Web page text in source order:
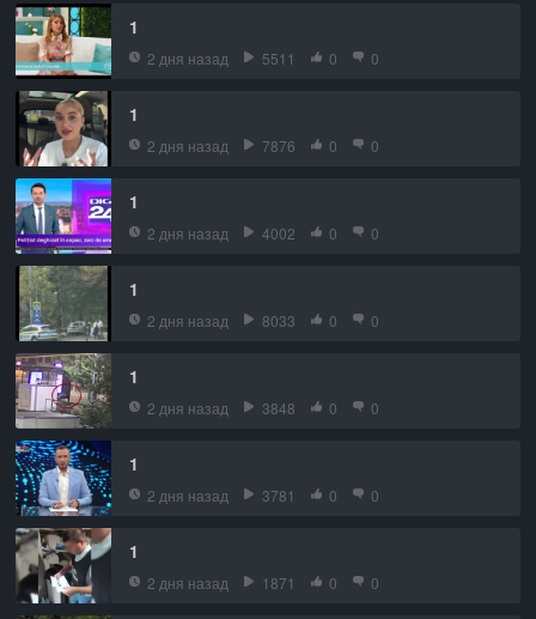
1
2 дня назад 5511 0 0
1
2 дня назад 7876 0 0
1
2 дня назад 4002 0 0
1
2 дня назад 8033 0 0
1
2 дня назад 3848 0 0
1
2 дня назад 3781 0 0
1
2 дня назад 1871 0 0